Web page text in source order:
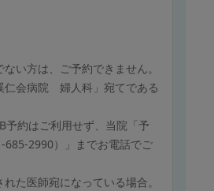
い方は、ご予約できません。
仁会病院 婦人科」宛てである
予約はご利用せず、当院「予
685-2990）」までお電話でご
れた医師宛になっている場合。